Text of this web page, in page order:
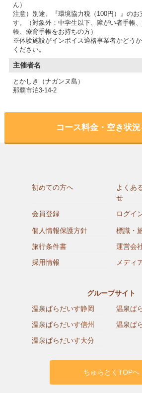
ん）
注意）別途、『環境協力税（100円）』のお
す。（対象外：中学生以下、障がい者手帳
帳、療育手帳をお持ちの方）
※体験施設がインボイス適格事業者かどう
主催者名
とかしき（ナガンヌ島）
那覇市泊3-14-2
コース料金・空き状
初めての方へ
よくあ
せ
会員登録
ログイ
個人情報保護方針
標識・
旅行条件書
運営会
採用情報
メディ
グループサイト
温泉ぱらだいす静岡
温泉ぱ
温泉ぱらだいす信州
温泉ぱ
温泉ぱらだいす大分
ちゅらとくTOPへ